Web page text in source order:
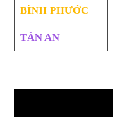
BÌNH PHƯỚC
TÂN AN